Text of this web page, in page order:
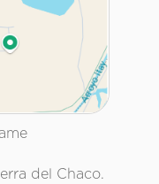
del Chaco.